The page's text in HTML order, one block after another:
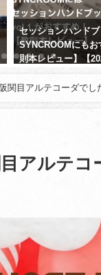
セッションハンド
SYNCROOMにもお
則本レビュー】【
2021年1月22日
関目アルテコーダでし
アルテコ